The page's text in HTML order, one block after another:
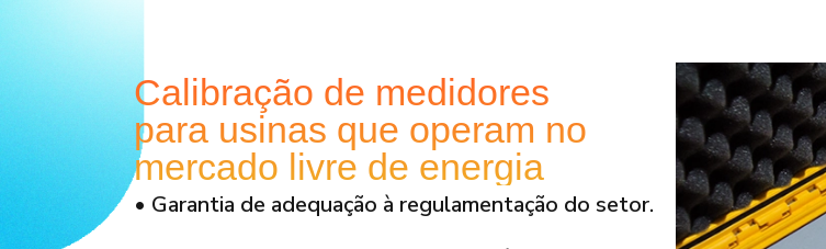
Calibração de medidores
para usinas que operam no
mercado livre de energia
• Garantia de adequação à regulamentação do setor.